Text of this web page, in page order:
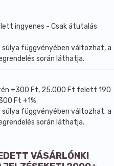
ingyenes - Csak átutalás
súlya függvényében változhat, a
során láthatja.
+300 Ft, 25.000 Ft felett 190
Ft +1%
súlya függvényében változhat, a
során láthatja.
VÁSÁRLÓNK!